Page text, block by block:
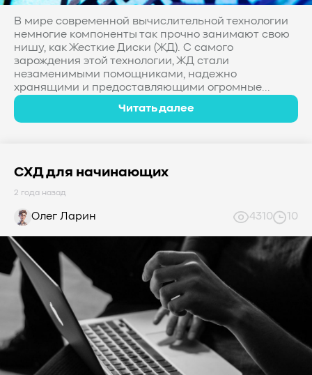
#Western Digital OptiNAND
##checkpoint
#Безопасность
#SMR
#Shingled Magnetic Recording
#DM-SMR #HM-SMR #FDP
#Kioxia
В мире современной вычислительной технологии
немногие компоненты так прочно занимают свою
нишу, как Жесткие Диски (ЖД). С самого
зарождения этой технологии, ЖД стали
незаменимыми помощниками, надежно
хранящими и предоставляющими огромные...
Читать далее
СХД для начинающих
2 года назад
Олег Ларин 4310 10